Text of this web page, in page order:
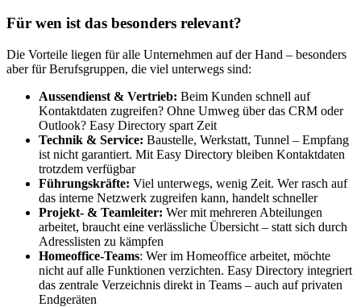
Für wen ist das besonders relevant?
Die Vorteile liegen für alle Unternehmen auf der Hand – besonders
aber für Berufsgruppen, die viel unterwegs sind:
Aussendienst & Vertrieb: Beim Kunden schnell auf
Kontaktdaten zugreifen? Ohne Umweg über das CRM oder
Outlook? Easy Directory spart Zeit
Technik & Service: Baustelle, Werkstatt, Tunnel – Empfang
ist nicht garantiert. Mit Easy Directory bleiben Kontaktdaten
trotzdem verfügbar
Führungskräfte: Viel unterwegs, wenig Zeit. Wer rasch auf
das interne Netzwerk zugreifen kann, handelt schneller
Projekt- & Teamleiter: Wer mit mehreren Abteilungen
arbeitet, braucht eine verlässliche Übersicht – statt sich durch
Adresslisten zu kämpfen
Homeoffice-Teams: Wer im Homeoffice arbeitet, möchte
nicht auf alle Funktionen verzichten. Easy Directory integriert
das zentrale Verzeichnis direkt in Teams – auch auf privaten
Endgeräten